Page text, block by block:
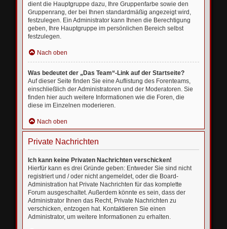
dient die Hauptgruppe dazu, Ihre Gruppenfarbe sowie den
Gruppenrang, der bei Ihnen standardmäßig angezeigt wird,
festzulegen. Ein Administrator kann Ihnen die Berechtigung
geben, Ihre Hauptgruppe im persönlichen Bereich selbst
festzulegen.
Nach oben
Was bedeutet der „Das Team“-Link auf der Startseite?
Auf dieser Seite finden Sie eine Auflistung des Forenteams,
einschließlich der Administratoren und der Moderatoren. Sie
finden hier auch weitere Informationen wie die Foren, die
diese im Einzelnen moderieren.
Nach oben
Private Nachrichten
Ich kann keine Privaten Nachrichten verschicken!
Hierfür kann es drei Gründe geben: Entweder Sie sind nicht
registriert und / oder nicht angemeldet, oder die Board-
Administration hat Private Nachrichten für das komplette
Forum ausgeschaltet. Außerdem könnte es sein, dass der
Administrator Ihnen das Recht, Private Nachrichten zu
verschicken, entzogen hat. Kontaktieren Sie einen
Administrator, um weitere Informationen zu erhalten.